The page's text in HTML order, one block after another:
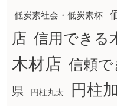
低炭素社会・低炭素杯
店 信用できる
木材店 信頼
県
円柱丸太 円柱